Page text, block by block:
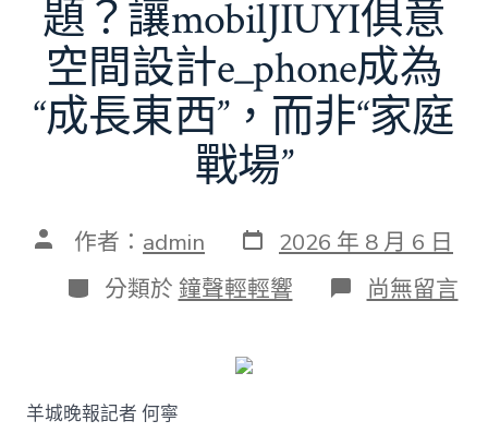
題？讓mobilJIUYI俱意
空間設計e_phone成為
“成長東西”，而非“家庭
戰場”
文 作者： admin 發
表
日
期
2026 年 8 月 6 日
分
類
分類於 鐘聲輕輕響 在
〈若
尚無留言
羊城晚報記者 何寧